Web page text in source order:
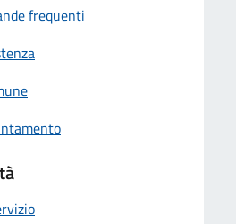
frequenti